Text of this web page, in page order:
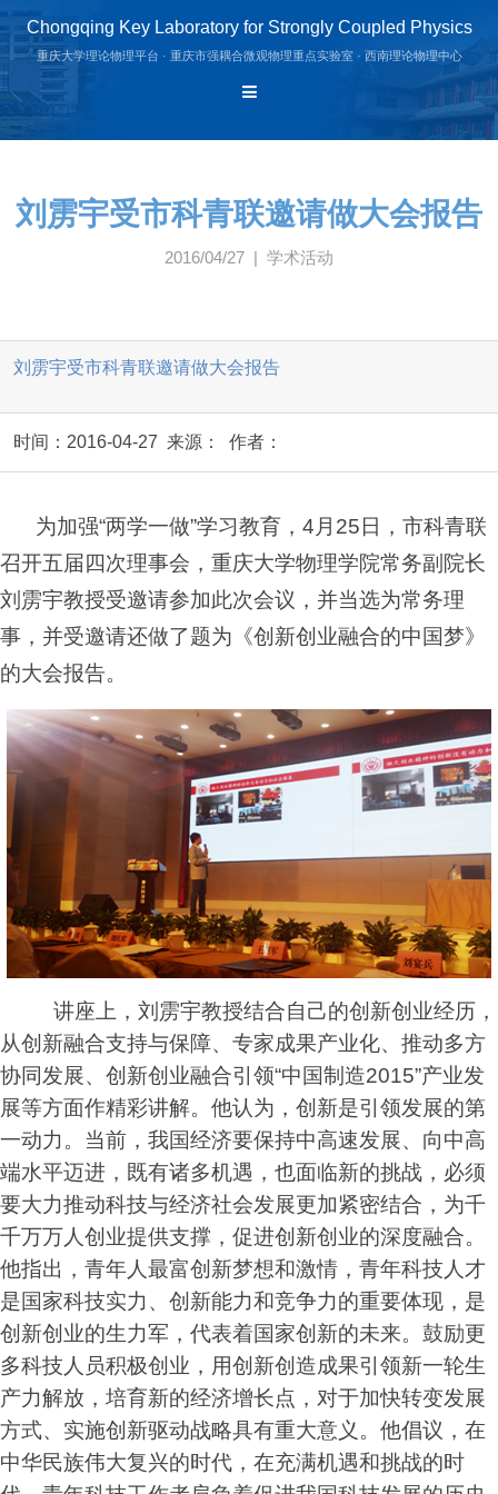
Chongqing Key Laboratory for Strongly Coupled Physics
重庆大学理论物理平台 · 重庆市强耦合微观物理重点实验室 · 西南理论物理中心
刘雳宇受市科青联邀请做大会报告
2016/04/27 | 学术活动
刘雳宇受市科青联邀请做大会报告
时间：2016-04-27 来源： 作者：
为加强“两学一做”学习教育， 4 月 25日，市科青联
召开五届四次理事会，重庆大学物理学院常务副院长
刘雳宇教授受邀请参加此次会议，并当选为常务理
事，并受邀请还做了题为《创新创业融合的中国梦》
的大会报告。
讲座上，刘雳宇教授结合自己的创新创业经历，
从创新融合支持与保障、专家成果产业化、推动多方
协同发展、创新创业融合引领“中国制造2015”产业发
展等方面作精彩讲解。他认为，创新是引领发展的第
一动力。当前，我国经济要保持中高速发展、向中高
端水平迈进，既有诸多机遇，也面临新的挑战，必须
要大力推动科技与经济社会发展更加紧密结合，为千
千万万人创业提供支撑，促进创新创业的深度融合。
他指出，青年人最富创新梦想和激情，青年科技人才
是国家科技实力、创新能力和竞争力的重要体现，是
创新创业的生力军，代表着国家创新的未来。鼓励更
多科技人员积极创业，用创新创造成果引领新一轮生
产力解放，培育新的经济增长点，对于加快转变发展
方式、实施创新驱动战略具有重大意义。他倡议，在
中华民族伟大复兴的时代，在充满机遇和挑战的时